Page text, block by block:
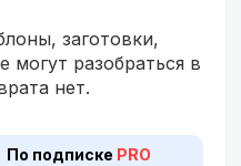
заготовки,
разобраться в
нет.
По подписке PRO